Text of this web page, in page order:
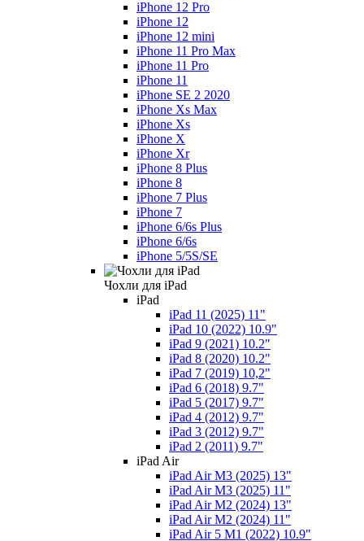
iPhone 12 Pro
iPhone 12
iPhone 12 mini
iPhone 11 Pro Max
iPhone 11 Pro
iPhone 11
iPhone SE 2 2020
iPhone Xs Max
iPhone Xs
iPhone X
iPhone Xr
iPhone 8 Plus
iPhone 8
iPhone 7 Plus
iPhone 7
iPhone 6/6s Plus
iPhone 6/6s
iPhone 5/5S/SE
Чохли для iPad
iPad
iPad 11 (2025) 11"
iPad 10 (2022) 10.9"
iPad 9 (2021) 10.2"
iPad 8 (2020) 10.2"
iPad 7 (2019) 10,2"
iPad 6 (2018) 9.7"
iPad 5 (2017) 9.7"
iPad 4 (2012) 9.7"
iPad 3 (2012) 9.7"
iPad 2 (2011) 9.7"
iPad Air
iPad Air M3 (2025) 13"
iPad Air M3 (2025) 11"
iPad Air M2 (2024) 13"
iPad Air M2 (2024) 11"
iPad Air 5 M1 (2022) 10.9"